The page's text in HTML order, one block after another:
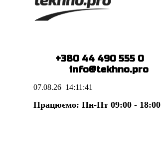
+380 44 490 555 0
info@tekhno.pro
07.08.26 14:11:42
Працюємо: Пн-Пт 09:00 - 18:00